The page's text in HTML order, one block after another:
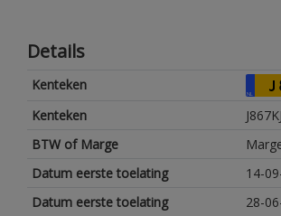
Details
Kenteken
NL
Kenteken
J867KJ
BTW of Marge
Datum eerste toelating
14-
Datum eerste toelating
28-